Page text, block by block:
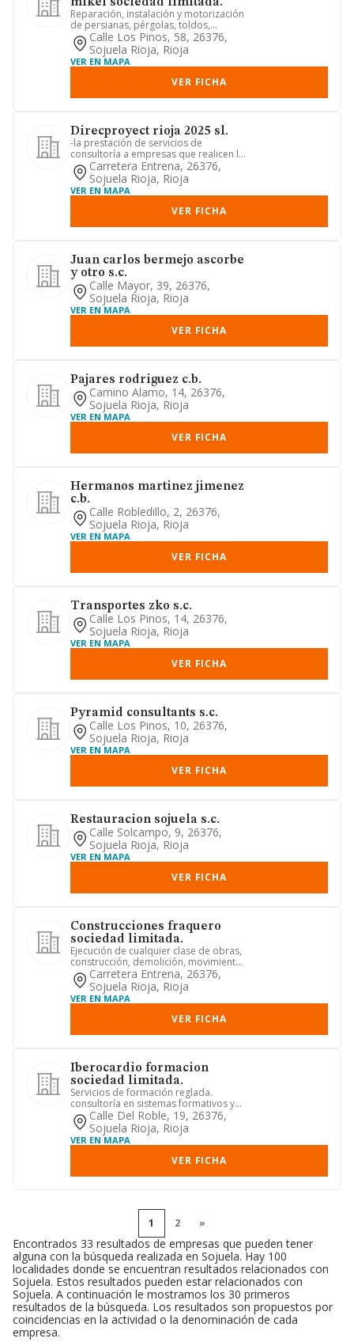
Reparación, instalación y motorización
de persianas, pérgolas, toldos,
mosquiteras, venecianas, sto...
Calle Los Pinos, 58, 26376,
Sojuela Rioja, Rioja
VER EN MAPA
VER FICHA
Direcproyect rioja 2025 sl.
-la prestación de servicios de
consultoría a empresas que realicen la
construcción de todo tipo de ...
Carretera Entrena, 26376,
Sojuela Rioja, Rioja
VER EN MAPA
VER FICHA
Juan carlos bermejo ascorbe
y otro s.c.
Calle Mayor, 39, 26376,
Sojuela Rioja, Rioja
VER EN MAPA
VER FICHA
Pajares rodriguez c.b.
Camino Alamo, 14, 26376,
Sojuela Rioja, Rioja
VER EN MAPA
VER FICHA
Hermanos martinez jimenez
c.b.
Calle Robledillo, 2, 26376,
Sojuela Rioja, Rioja
VER EN MAPA
VER FICHA
Transportes zko s.c.
Calle Los Pinos, 14, 26376,
Sojuela Rioja, Rioja
VER EN MAPA
VER FICHA
Pyramid consultants s.c.
Calle Los Pinos, 10, 26376,
Sojuela Rioja, Rioja
VER EN MAPA
VER FICHA
Restauracion sojuela s.c.
Calle Solcampo, 9, 26376,
Sojuela Rioja, Rioja
VER EN MAPA
VER FICHA
Construcciones fraquero
sociedad limitada.
Ejecución de cualquier clase de obras,
construcción, demolición, movimiento
de tierras, etc, tanto ...
Carretera Entrena, 26376,
Sojuela Rioja, Rioja
VER EN MAPA
VER FICHA
Iberocardio formacion
sociedad limitada.
Servicios de formación reglada.
consultoría en sistemas formativos y
recursos humanos. compra venta...
Calle Del Roble, 19, 26376,
Sojuela Rioja, Rioja
VER EN MAPA
VER FICHA
1 2 »
Encontrados 33 resultados de empresas que pueden tener
alguna con la búsqueda realizada en Sojuela. Hay 100
localidades donde se encuentran resultados relacionados con
Sojuela. Estos resultados pueden estar relacionados con
Sojuela. A continuación le mostramos los 30 primeros
resultados de la búsqueda. Los resultados son propuestos por
coincidencias en la actividad o la denominación de cada
empresa.